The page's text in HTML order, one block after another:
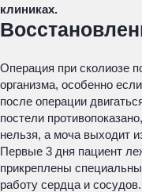
клиниках.
Операция при сколиозе
организма, особенно
после операции
постели
нельзя, а моча выходит
Первые 3 дня пациент
прикреплены
работу сердца и